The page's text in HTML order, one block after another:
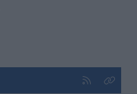
Kliknij aby
Kliknij